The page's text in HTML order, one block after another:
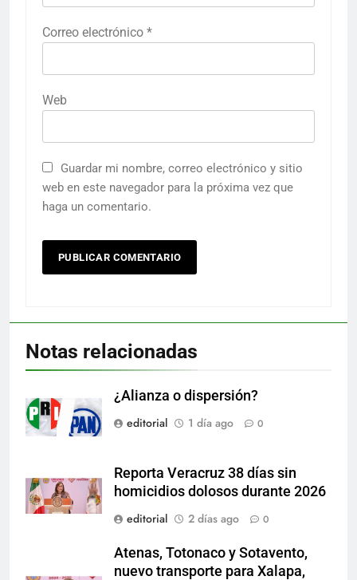
Correo electrónico *
Web
Guardar mi nombre, correo electrónico y sitio
web en este navegador para la próxima vez que
haga un comentario.
Notas relacionadas
¿Alianza o dispersión?
editorial
1 día ago 0
Reporta Veracruz 38 días sin
homicidios dolosos durante 2026
editorial
2 días ago 0
Atenas, Totonaco y Sotavento,
nuevo transporte para Xalapa,